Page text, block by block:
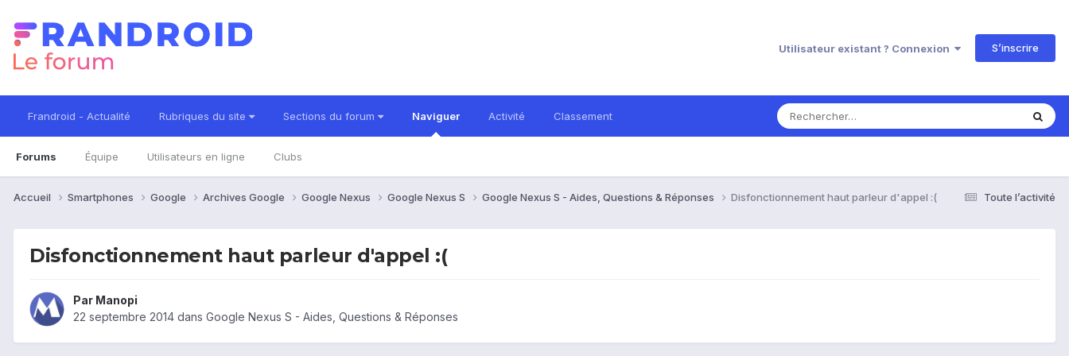
Utilisateur existant ? Connexion S’inscrire
Frandroid - Actualité Rubriques du site Sections du forum Naviguer
Forums Équipe Utilisateurs en ligne Clubs
Activité Classement
Toute l’activité
Accueil Smartphones Google Archives Google Google Nexus Google Nexus S Google Nexus S - Aides, Questions & Réponses Disfonctionnement haut parleur d'appel :(
Disfonctionnement haut parleur d'appel :(
Par Manopi
22 septembre 2014 dans Google Nexus S - Aides, Questions & Réponses